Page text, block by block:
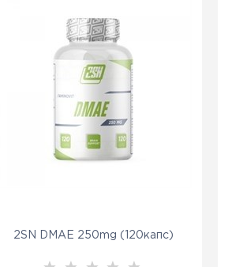
2SN DMAE 250mg (120капс)